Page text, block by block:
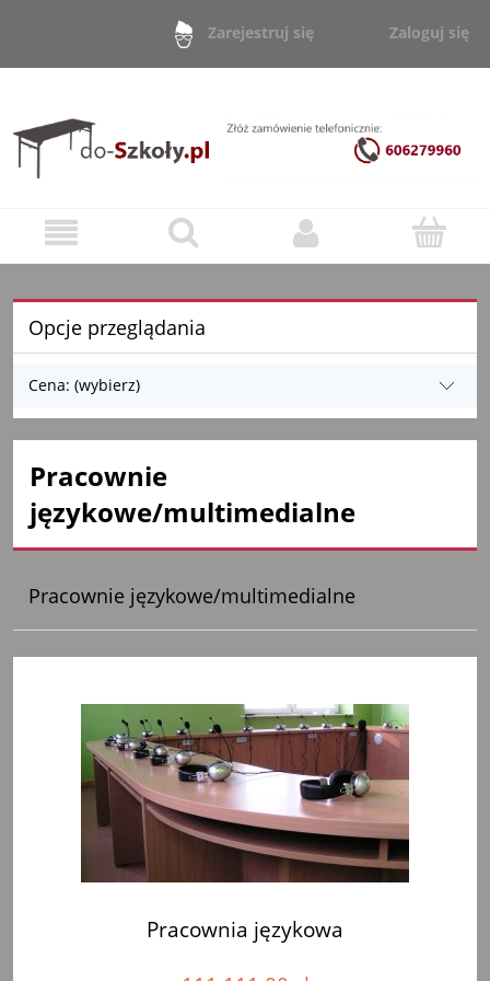
Zarejestruj się Zaloguj się
Opcje przeglądania
Cena: (wybierz)
Pracownie
językowe/multimedialne
Pracownie językowe/multimedialne
Pracownia językowa